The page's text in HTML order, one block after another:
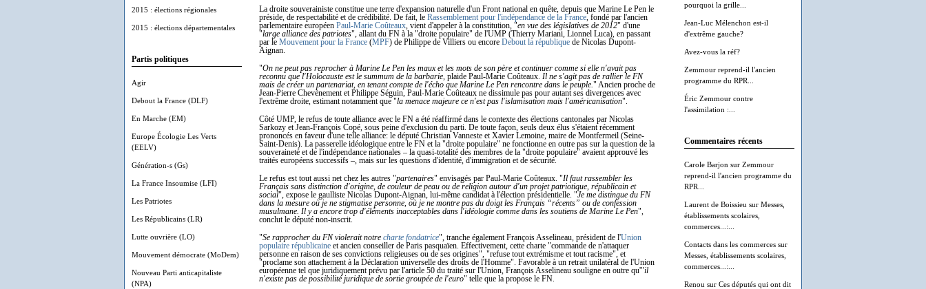
2015 : élections régionales
2015 : élections départementales
Partis politiques
Agir
Debout la France (DLF)
En Marche (EM)
Europe Écologie Les Verts
(EELV)
Génération-s (Gs)
La France Insoumise (LFI)
Les Patriotes
Les Républicains (LR)
Lutte ouvrière (LO)
Mouvement démocrate (MoDem)
Nouveau Parti anticapitaliste
(NPA)
pourquoi la grille...
Jean-Luc Mélenchon est-il
d'extrême gauche?
Avez-vous la réf?
Zemmour reprend-il l'ancien
programme du RPR...
Éric Zemmour contre
l'assimilation :...
Commentaires récents
Carole Barjon sur Zemmour
reprend-il l'ancien programme du
RPR...
Laurent de Boissieu sur Messes,
établissements scolaires,
commerces...:...
Contacts dans les commerces sur
Messes, établissements scolaires,
commerces...:...
Renou sur Ces députés qui ont dit
La droite souverainiste constitue une terre d'expansion naturelle d'un Front national en quête, depuis que Marine Le Pen le
préside, de respectabilité et de crédibilité. De fait, le Rassemblement pour l'indépendance de la France , fondé par l'ancien
parlementaire européen Paul-Marie Coûteaux , vient d'appeler à la constitution, "en vue des législatives de 2012" d'une
"large alliance des patriotes", allant du FN à la "droite populaire" de l'UMP (Thierry Mariani, Lionnel Luca), en passant
par le Mouvement pour la France (MPF) de Philippe de Villiers ou encore Debout la république de Nicolas Dupont-
Aignan.
"On ne peut pas reprocher à Marine Le Pen les maux et les mots de son père et continuer comme si elle n'avait pas
reconnu que l'Holocauste est le summum de la barbarie , plaide Paul-Marie Coûteaux. Il ne s'agit pas de rallier le FN
mais de créer un partenariat, en tenant compte de l'écho que Marine Le Pen rencontre dans le peuple. " Ancien proche de
Jean-Pierre Chevènement et Philippe Séguin, Paul-Marie Coûteaux ne dissimule pas pour autant ses divergences avec
l'extrême droite, estimant notamment que "la menace majeure ce n'est pas l'islamisation mais l'américanisation".
Côté UMP, le refus de toute alliance avec le FN a été réaffirmé dans le contexte des élections cantonales par Nicolas
Sarkozy et Jean-François Copé, sous peine d'exclusion du parti. De toute façon, seuls deux élus s'étaient récemment
prononcés en faveur d'une telle alliance: le député Christian Vanneste et Xavier Lemoine, maire de Montfermeil (Seine-
Saint-Denis). La passerelle idéologique entre le FN et la "droite populaire" ne fonctionne en outre pas sur la question de la
souveraineté et de l'indépendance nationales – la quasi-totalité des membres de la "droite populaire" avaient approuvé les
traités européens successifs –, mais sur les questions d'identité, d'immigration et de sécurité.
Le refus est tout aussi net chez les autres "partenaires" envisagés par Paul-Marie Coûteaux. "Il faut rassembler les
Français sans distinction d'origine, de couleur de peau ou de religion autour d'un projet patriotique, républicain et
social", expose le gaulliste Nicolas Dupont-Aignan, lui-même candidat à l'élection présidentielle. "Je me distingue du FN
dans la mesure où je ne stigmatise personne, où je ne montre pas du doigt les Français “récents” ou de confession
musulmane. Il y a encore trop d'éléments inacceptables dans l'idéologie comme dans les soutiens de Marine Le Pen",
conclut le député non-inscrit.
"Se rapprocher du FN violerait notre charte fondatrice", tranche également François Asselineau, président de l'Union
populaire républicaine et ancien conseiller de Paris pasquaïen. Effectivement, cette charte "commande de n'attaquer
personne en raison de ses convictions religieuses ou de ses origines", "refuse tout extrémisme et tout racisme", et
"proclame son attachement à la Déclaration universelle des droits de l'Homme". Favorable à un retrait unilatéral de l'Union
européenne tel que juridiquement prévu par l'article 50 du traité sur l'Union, François Asselineau souligne en outre qu'"il
n'existe pas de possibilité juridique de sortie groupée de l'euro" telle que la propose le FN.